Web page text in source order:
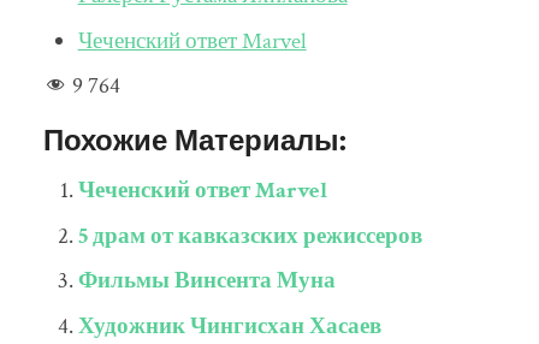
Чеченский ответ Marvel
9 764
Похожие Материалы:
Чеченский ответ Marvel
5 драм от кавказских режиссеров
Фильмы Винсента Муна
Художник Чингисхан Хасаев